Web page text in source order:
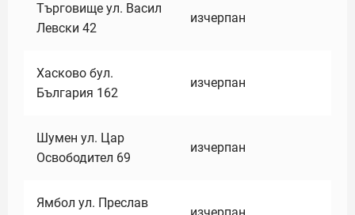
Търговище ул. Васил
Левски 42
изчерпан
Хасково бул.
България 162
изчерпан
Шумен ул. Цар
Освободител 69
изчерпан
Ямбол ул. Преслав